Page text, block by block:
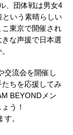
、団体戦は男女4
いう素晴らしい
東京で開催され
な声援で日本選
交流会を開催し
ちを応援してみ
BEYONDメン
う！
。